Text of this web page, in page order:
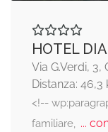
HOTEL
Via G.Verdi, 3,
Distanza: 46,3
<!--
familiare,
...